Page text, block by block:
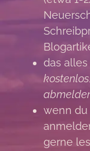
das alles
kostenlos
wenn
gerne